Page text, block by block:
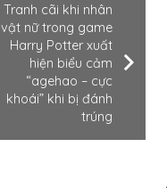
Tranh cãi khi nhân
vật nữ trong game
Harry Potter xuất
hiện biểu cảm
“agehao – cực
khoái” khi bị đánh
trúng